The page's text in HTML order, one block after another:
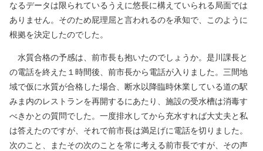
なるデータは限られているうえに悠長に構えていられる局面では
ありません。そのため屁理屈と言われるのを承知で、このように
根拠を決定したのでした。
水質合格の予感は、前市長も抱いたのでしょうか。是川課長と
の電話を終えた１時間後、前市長から電話が入りました。三間地
域で仮に水質が合格した場合、断水以降臨時休業している道の駅
みま内のレストランを再開するにあたり、施設の受水槽は消毒す
べきかとの質問でした。一度排水してから充水すれば大丈夫と私
は答えたのですが、それで前市長は満足げに電話を切りました。
次のこと、またその次のことを常に考える前市長ですが、その声